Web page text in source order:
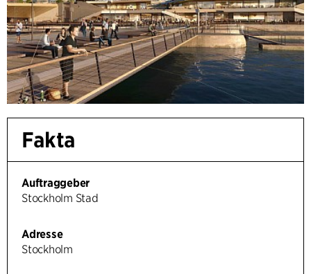
Fakta
Auftraggeber
Stockholm Stad
Adresse
Stockholm